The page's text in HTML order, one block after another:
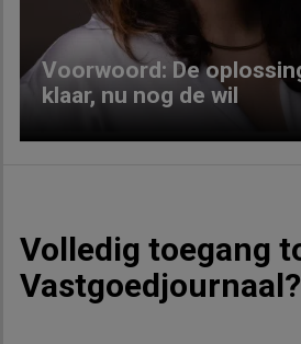
Voorwoord: De
klaar, nu nog de wil
Volledig toegang
Vastgoedjournaal?